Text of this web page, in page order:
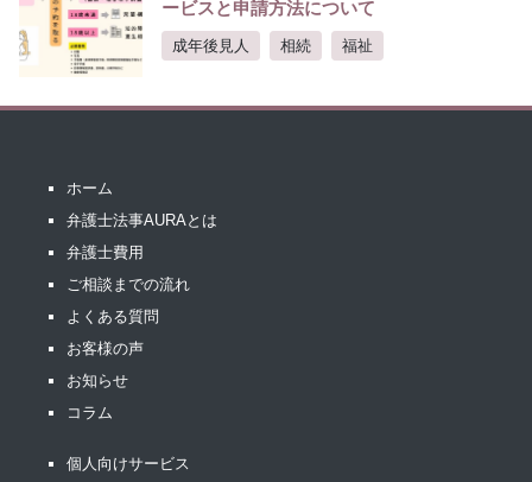
ービスと申請方法について
成年後見人 相続 福祉
ホーム
弁護士法事AURAとは
弁護士費用
ご相談までの流れ
よくある質問
お客様の声
お知らせ
コラム
個人向けサービス